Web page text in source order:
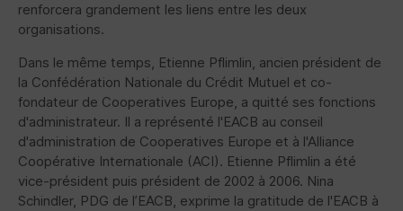
renforcera grandement les liens entre les deux
organisations.
Dans le même temps, Etienne Pflimlin, ancien président de
la Confédération Nationale du Crédit Mutuel et co-
fondateur de Cooperatives Europe, a quitté ses fonctions
d'administrateur. Il a représenté l'EACB au conseil
d'administration de Cooperatives Europe et à l'Alliance
Coopérative Internationale (ACI). Etienne Pflimlin a été
vice-président puis président de 2002 à 2006. Nina
Schindler, PDG de l’EACB, exprime la gratitude de l'EACB à